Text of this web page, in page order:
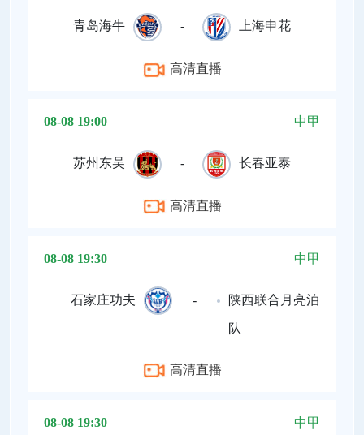
青岛海牛 - 上海申花
高清直播
08-08 19:00 中甲
苏州东吴 - 长春亚泰
高清直播
08-08 19:30 中甲
石家庄功夫 - 陕西联合月亮泊
队
高清直播
08-08 19:30 中甲